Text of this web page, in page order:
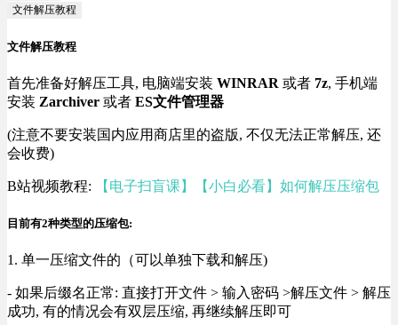
文件解压教程
文件解压教程
首先准备好解压工具, 电脑端安装 WINRAR 或者 7z, 手机端
安装 Zarchiver 或者 ES文件管理器
(注意不要安装国内应用商店里的盗版, 不仅无法正常解压, 还
会收费)
B站视频教程: 【电子扫盲课】【小白必看】如何解压压缩包
目前有2种类型的压缩包:
1. 单一压缩文件的（可以单独下载和解压)
- 如果后缀名正常: 直接打开文件 > 输入密码 >解压文件 > 解压
成功, 有的情况会有双层压缩, 再继续解压即可